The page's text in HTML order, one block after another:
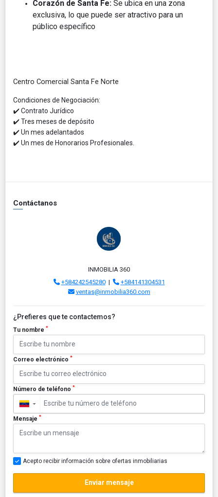
Corazón de Santa Fe: Se ubica en una zona
exclusiva, lo que puede ser atractivo para un
público específico
Centro Comercial Santa Fe Norte
Condiciones de Negociación:
✔️ Contrato Jurídico
✔️ Tres meses de depósito
✔️ Un mes adelantados
✔️ Un mes de Honorarios Profesionales.
Contáctanos
INMOBILIA 360
+584242545280|
+584141304531
ventas@inmobilia360.com
¿Prefieres que te contactemos?
Tu nombre *
Correo electrónico *
Número de teléfono *
▼
Mensaje *
Acepto recibir información sobre ofertas inmobiliarias
Enviar mensaje